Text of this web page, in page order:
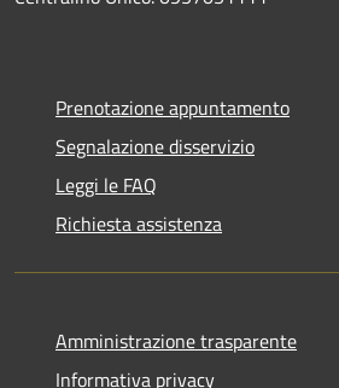
Prenotazione appuntamento
Segnalazione disservizio
Leggi le FAQ
Richiesta assistenza
Amministrazione trasparente
Informativa privacy